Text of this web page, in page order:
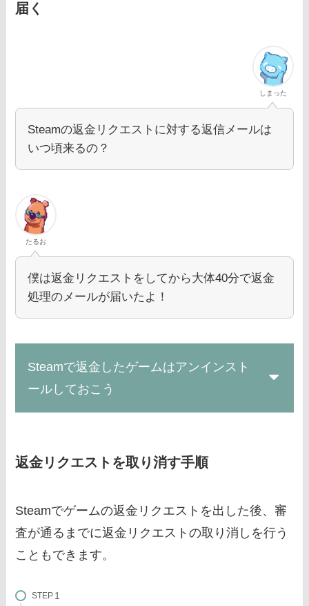
届く
しまった
Steamの返金リクエストに対する返信メールは
いつ頃来るの？
たるお
僕は返金リクエストをしてから大体40分で返金
処理のメールが届いたよ！
Steamで返金したゲームはアンインスト
ールしておこう
返金リクエストを取り消す手順
Steamでゲームの返金リクエストを出した後、審
査が通るまでに返金リクエストの取り消しを行う
こともできます。
STEP